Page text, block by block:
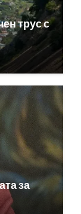
трус с
за